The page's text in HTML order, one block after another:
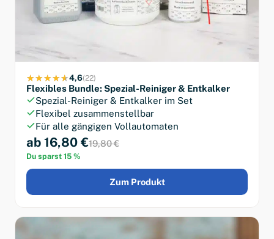
4,6(22)
Flexibles Bundle: Spezial-Reiniger & Entkalker
Spezial-Reiniger & Entkalker im Set
Flexibel zusammenstellbar
Für alle gängigen Vollautomaten
ab 16,80 €19,80 €
Du sparst 15 %
Zum Produkt